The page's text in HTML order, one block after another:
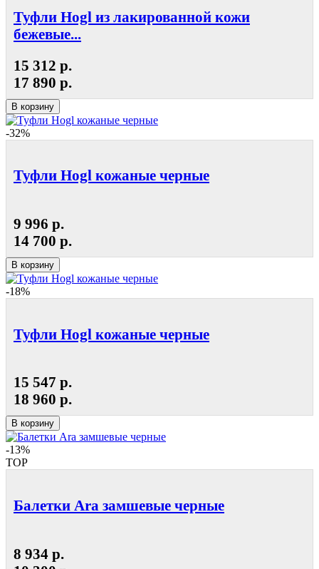
Туфли Hogl из лакированной кожи
бежевые...
15 312 р.
17 890 р.
В корзину
-32%
Туфли Hogl кожаные черные
9 996 р.
14 700 р.
В корзину
-18%
Туфли Hogl кожаные черные
15 547 р.
18 960 р.
В корзину
-13%
TOP
Балетки Ara замшевые черные
8 934 р.